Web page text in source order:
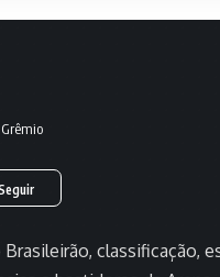
Grêmio
classificação,